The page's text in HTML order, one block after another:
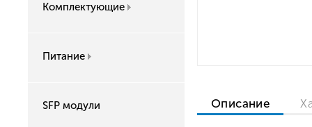
Комплектующие
Питание
SFP модули Описание